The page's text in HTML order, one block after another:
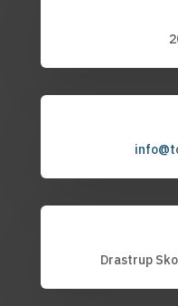
Drastrup